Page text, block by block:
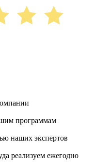
программам
наших экспертов
реализуем ежегодно